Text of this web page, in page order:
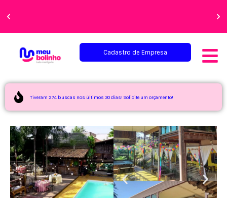
perfeita!
Cadastro de Empresa
Tiveram 274 buscas nos últimos 30 dias! Solicite um orçamento!